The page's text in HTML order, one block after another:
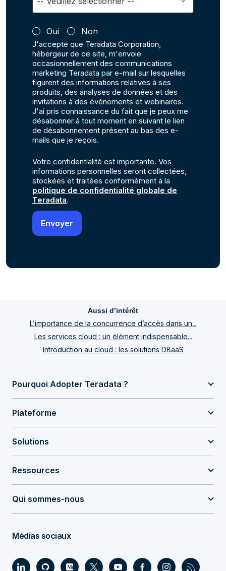
Oui Non
J'accepte que Teradata Corporation,
hébergeur de ce site, m'envoie
occasionnellement des communications
marketing Teradata par e-mail sur lesquelles
figurent des informations relatives à ses
produits, des analyses de données et des
invitations à des événements et webinaires.
J'ai pris connaissance du fait que je peux me
désabonner à tout moment en suivant le lien
de désabonnement présent au bas des e-
mails que je reçois.
Votre confidentialité est importante. Vos
informations personnelles seront collectées,
stockées et traitées conformément à la
politique de confidentialité globale de
Teradata.
Aussi d’intérêt
L’importance de la concurrence d’accès dans un...
Les services cloud : un élément indispensable...
Introduction au cloud : les solutions DBaaS
Pourquoi Adopter Teradata ?
Plateforme
Solutions
Ressources
Qui sommes-nous
Médias sociaux